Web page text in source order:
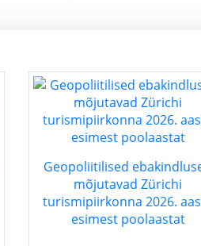
Geopoliitilised
mõjutavad Zürichi
turismipiirkonna 2026.
esimest poolaastat